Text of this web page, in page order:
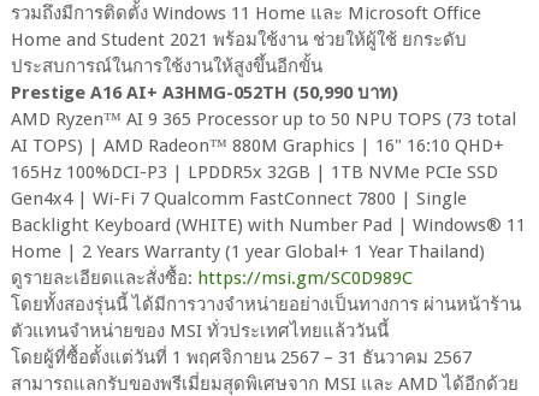
รวมถึงมีการติดตั้ง Windows 11 Home และ Microsoft Office
Home and Student 2021 พร้อมใช้งาน ช่วยให้ผู้ใช้ ยกระดับ
ประสบการณ์ในการใช้งานให้สูงขึ้นอีกขั้น
Prestige A16 AI+ A3HMG-052TH (50,990 บาท)
AMD Ryzen™ AI 9 365 Processor up to 50 NPU TOPS (73 total
AI TOPS) | AMD Radeon™ 880M Graphics | 16" 16:10 QHD+
165Hz 100%DCI-P3 | LPDDR5x 32GB | 1TB NVMe PCIe SSD
Gen4x4 | Wi-Fi 7 Qualcomm FastConnect 7800 | Single
Backlight Keyboard (WHITE) with Number Pad | Windows® 11
Home | 2 Years Warranty (1 year Global+ 1 Year Thailand)
ดูรายละเอียดและสั่งซื้อ: https://msi.gm/SC0D989C
โดยทั้งสองรุ่นนี้ ได้มีการวางจำหน่ายอย่างเป็นทางการ ผ่านหน้าร้าน
ตัวแทนจำหน่ายของ MSI ทั่วประเทศไทยแล้ววันนี้
โดยผู้ที่ซื้อตั้งแต่วันที่ 1 พฤศจิกายน 2567 – 31 ธันวาคม 2567
สามารถแลกรับของพรีเมี่ยมสุดพิเศษจาก MSI และ AMD ได้อีกด้วย